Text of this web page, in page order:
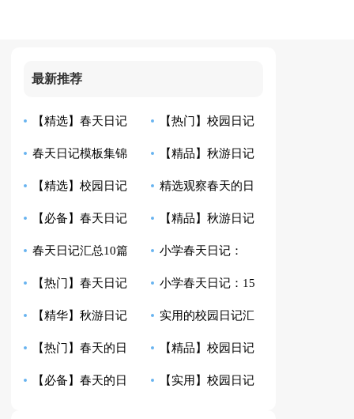
最新推荐
【精选】春天日记
模板汇总9篇
【热门】校园日记
合集七篇
春天日记模板集锦
五篇
【精品】秋游日记
模板汇编八篇
【精选】校园日记
汇编7篇
精选观察春天的日
记八篇
【必备】春天日记
汇编10篇
【精品】秋游日记
锦集五篇
春天日记汇总10篇 小学春天日记：
【热门】春天日记
四篇
小学春天日记：15
篇
【精华】秋游日记
模板汇编9篇
实用的校园日记汇
总10篇
【热门】春天的日
记五篇
【精品】校园日记
模板锦集8篇
【必备】春天的日 【实用】校园日记